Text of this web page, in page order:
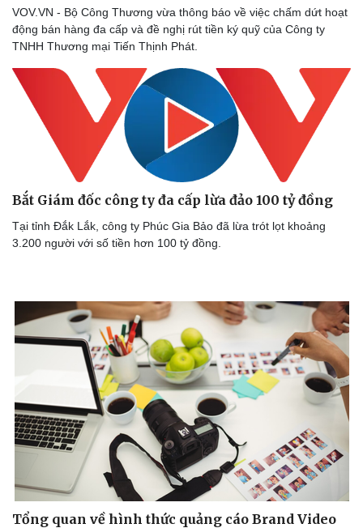
VOV.VN - Bộ Công Thương vừa thông báo về việc chấm dứt hoạt
động bán hàng đa cấp và đề nghị rút tiền ký quỹ của Công ty
TNHH Thương mại Tiến Thịnh Phát.
Bắt Giám đốc công ty đa cấp lừa đảo 100 tỷ đồng
Tại tỉnh Đắk Lắk, công ty Phúc Gia Bảo đã lừa trót lọt khoảng
3.200 người với số tiền hơn 100 tỷ đồng.
Tổng quan về hình thức quảng cáo Brand Video